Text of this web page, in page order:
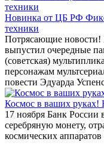
Новинка от ЦБ РФ
техники
Потрясающие новости!
выпустил очередные
(советская)
персонажам
повести Эдуарда
Космос в ваших
17 ноября Банк
серебряную монету,
космических